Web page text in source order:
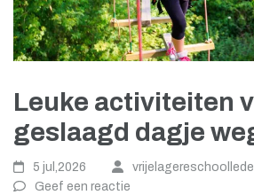
Leuke activiteiten
geslaagd dagje
5 jul,2026
vrijelagereschoollede
Geef een reactie